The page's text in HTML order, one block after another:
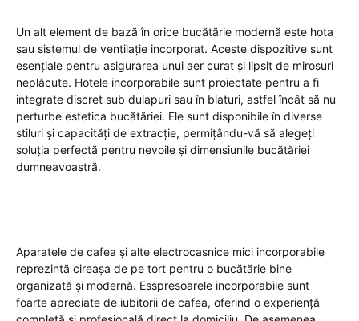
Un alt element de bază în orice bucătărie modernă este hota
sau sistemul de ventilație incorporat. Aceste dispozitive sunt
esențiale pentru asigurarea unui aer curat și lipsit de mirosuri
neplăcute. Hotele incorporabile sunt proiectate pentru a fi
integrate discret sub dulapuri sau în blaturi, astfel încât să nu
perturbe estetica bucătăriei. Ele sunt disponibile în diverse
stiluri și capacități de extracție, permițându-vă să alegeți
soluția perfectă pentru nevoile și dimensiunile bucătăriei
dumneavoastră.
Aparatele de cafea și alte electrocasnice mici incorporabile
reprezintă cireașa de pe tort pentru o bucătărie bine
organizată și modernă. Esspresoarele incorporabile sunt
foarte apreciate de iubitorii de cafea, oferind o experiență